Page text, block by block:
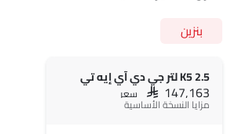
بنزين
K5 2.5 لتر جي دي آي إيه تي
SAR 147,163 سعر
مزايا النسخة الأساسية